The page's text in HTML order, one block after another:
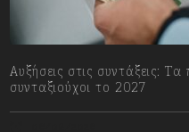
Αυξήσεις στις συντάξεις:
συνταξιούχοι το 2027